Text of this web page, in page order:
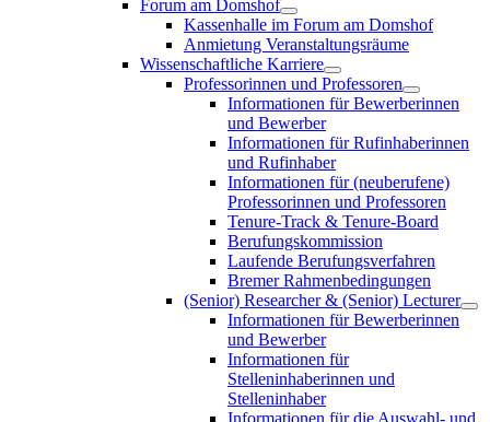
Forum am Domshof
Kassenhalle im Forum am Domshof
Anmietung Veranstaltungsräume
Wissenschaftliche Karriere
Professorinnen und Professoren
Informationen für Bewerberinnen
und Bewerber
Informationen für Rufinhaberinnen
und Rufinhaber
Informationen für (neuberufene)
Professorinnen und Professoren
Tenure-Track & Tenure-Board
Berufungskommission
Laufende Berufungsverfahren
Bremer Rahmenbedingungen
(Senior) Researcher & (Senior) Lecturer
Informationen für Bewerberinnen
und Bewerber
Informationen für
Stelleninhaberinnen und
Stelleninhaber
Informationen für die Auswahl- und